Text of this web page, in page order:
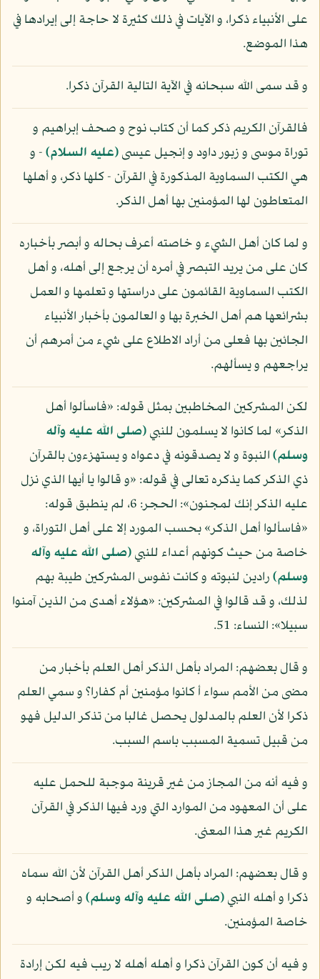
على الأنبياء ذكرا، و الآيات في ذلك كثيرة لا حاجة إلى إيرادها في
هذا الموضع.
و قد سمى الله سبحانه في الآية التالية القرآن ذكرا.
فالقرآن الكريم ذكر كما أن كتاب نوح و صحف إبراهيم و
توراة موسى و زبور داود و إنجيل عيسى(عليه السلام)- و
هي الكتب السماوية المذكورة في القرآن - كلها ذكر، و أهلها
المتعاطون لها المؤمنين بها أهل الذكر.
و لما كان أهل الشيء و خاصته أعرف بحاله و أبصر بأخباره
كان على من يريد التبصر في أمره أن يرجع إلى أهله، و أهل
الكتب السماوية القائمون على دراستها و تعلمها و العمل
بشرائعها هم أهل الخبرة بها و العالمون بأخبار الأنبياء
الجائين بها فعلى من أراد الاطلاع على شيء من أمرهم أن
يراجعهم و يسألهم.
لكن المشركين المخاطبين بمثل قوله: «فاسألوا أهل
الذكر» لما كانوا لا يسلمون للنبي(صلى الله عليه وآله
وسلم)النبوة و لا يصدقونه في دعواه و يستهزءون بالقرآن
ذي الذكر كما يذكره تعالى في قوله: «و قالوا يا أيها الذي نزل
عليه الذكر إنك لمجنون»: الحجر: 6، لم ينطبق قوله:
«فاسألوا أهل الذكر» بحسب المورد إلا على أهل التوراة، و
خاصة من حيث كونهم أعداء للنبي(صلى الله عليه وآله
وسلم)رادين لنبوته و كانت نفوس المشركين طيبة بهم
لذلك، و قد قالوا في المشركين: «هؤلاء أهدى من الذين آمنوا
سبيلا»: النساء: 51.
و قال بعضهم: المراد بأهل الذكر أهل العلم بأخبار من
مضى من الأمم سواء أ كانوا مؤمنين أم كفارا؟ و سمي العلم
ذكرا لأن العلم بالمدلول يحصل غالبا من تذكر الدليل فهو
من قبيل تسمية المسبب باسم السبب.
و فيه أنه من المجاز من غير قرينة موجبة للحمل عليه
على أن المعهود من الموارد التي ورد فيها الذكر في القرآن
الكريم غير هذا المعنى.
و قال بعضهم: المراد بأهل الذكر أهل القرآن لأن الله سماه
ذكرا و أهله النبي(صلى الله عليه وآله وسلم)و أصحابه و
خاصة المؤمنين.
و فيه أن كون القرآن ذكرا و أهله أهله لا ريب فيه لكن إرادة